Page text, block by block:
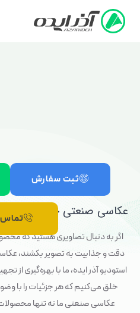
عکاسی
عکاسی صنعتی حرفه‌ای با ضمانت [100%]
اگر به دنبال تصاویری هستید که
دقت و جذابیت به تصویر بکشند،
استودیو آذر ایده، ما با بهره‌گیری از
خلق می‌کنیم که هر جزئیات را با
عکاسی صنعتی ما نه تنها
ثبت سفارش
تماس